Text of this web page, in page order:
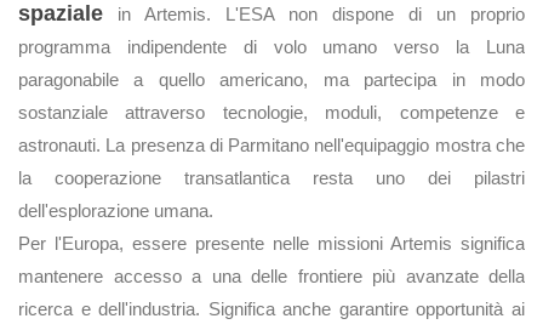
spaziale in Artemis. L'ESA non dispone di un proprio
programma indipendente di volo umano verso la Luna
paragonabile a quello americano, ma partecipa in modo
sostanziale attraverso tecnologie, moduli, competenze e
astronauti. La presenza di Parmitano nell'equipaggio mostra che
la cooperazione transatlantica resta uno dei pilastri
dell'esplorazione umana.
Per l'Europa, essere presente nelle missioni Artemis significa
mantenere accesso a una delle frontiere più avanzate della
ricerca e dell'industria. Significa anche garantire opportunità ai